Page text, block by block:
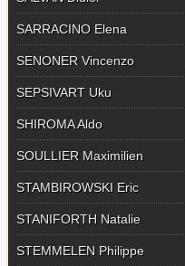
SARRACINO Elena
SENONER Vincenzo
SEPSIVART Uku
SHIROMA Aldo
SOULLIER Maximilien
STAMBIROWSKI Eric
STANIFORTH Natalie
STEMMELEN Philippe